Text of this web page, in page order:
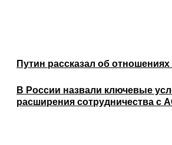
Путин рассказал об
В России назвали ключевые
расширения сотрудничества с